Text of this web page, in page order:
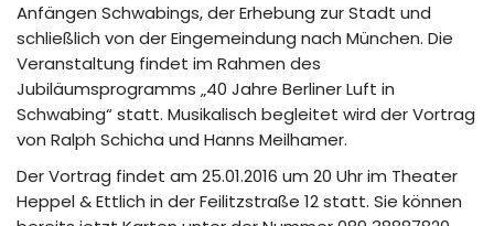
Anfängen Schwabings, der Erhebung zur Stadt und
schließlich von der Eingemeindung nach München. Die
Veranstaltung findet im Rahmen des
Jubiläumsprogramms „40 Jahre Berliner Luft in
Schwabing“ statt. Musikalisch begleitet wird der Vortrag
von Ralph Schicha und Hanns Meilhamer.
Der Vortrag findet am 25.01.2016 um 20 Uhr im Theater
Heppel & Ettlich in der Feilitzstraße 12 statt. Sie können